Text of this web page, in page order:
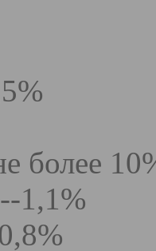
более
1,1%